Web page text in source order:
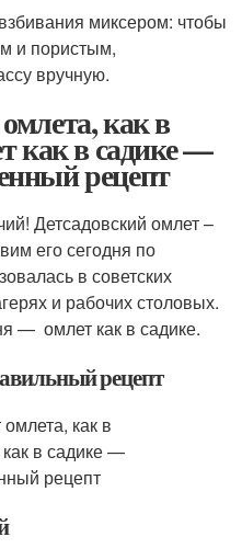
миксером: чтобы
и пористым,
вручную.
как в
как в садике —
рецепт
Детсадовский омлет –
его сегодня по
в советских
и рабочих столовых.
— омлет как в садике.
рецепт